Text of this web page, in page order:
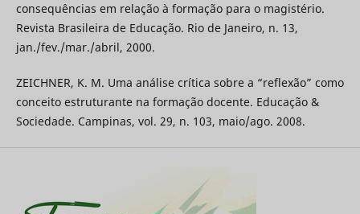
consequências em relação à formação para o magistério.
Revista Brasileira de Educação. Rio de Janeiro, n. 13,
jan./fev./mar./abril, 2000.
ZEICHNER, K. M. Uma análise crítica sobre a “reflexão” como
conceito estruturante na formação docente. Educação &
Sociedade. Campinas, vol. 29, n. 103, maio/ago. 2008.